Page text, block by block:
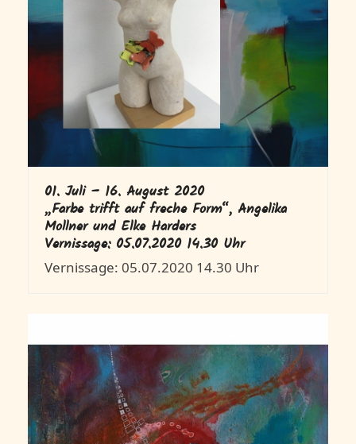
01. Juli – 16. August 2020
„Farbe trifft auf freche Form“, Angelika
Mollner und Elke Harders
Vernissage: 05.07.2020 14.30 Uhr
Vernissage: 05.07.2020 14.30 Uhr